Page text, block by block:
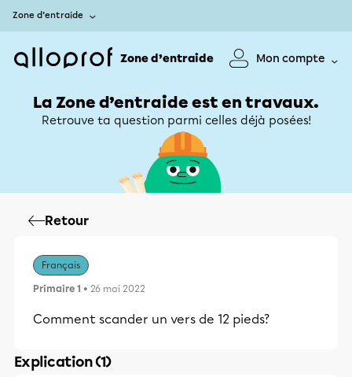
Zone d’entraide
Zone d’entraide Mon compte
La Zone d’entraide est en travaux.
Retrouve ta question parmi celles déjà posées!
Retour
Français
Primaire 1 • 26 mai 2022
Comment scander un vers de 12 pieds?
Explication (1)